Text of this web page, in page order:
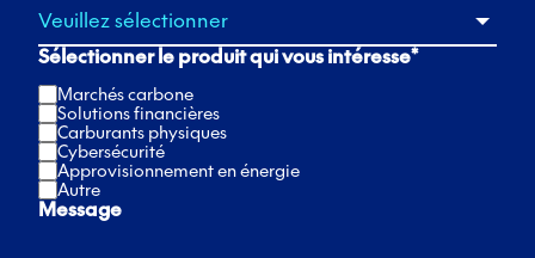
Sélectionner le produit qui vous intéresse*
Marchés carbone
Solutions financières
Carburants physiques
Cybersécurité
Approvisionnement en énergie
Autre
Message